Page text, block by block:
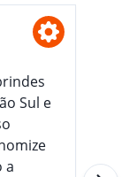
Sul e
a